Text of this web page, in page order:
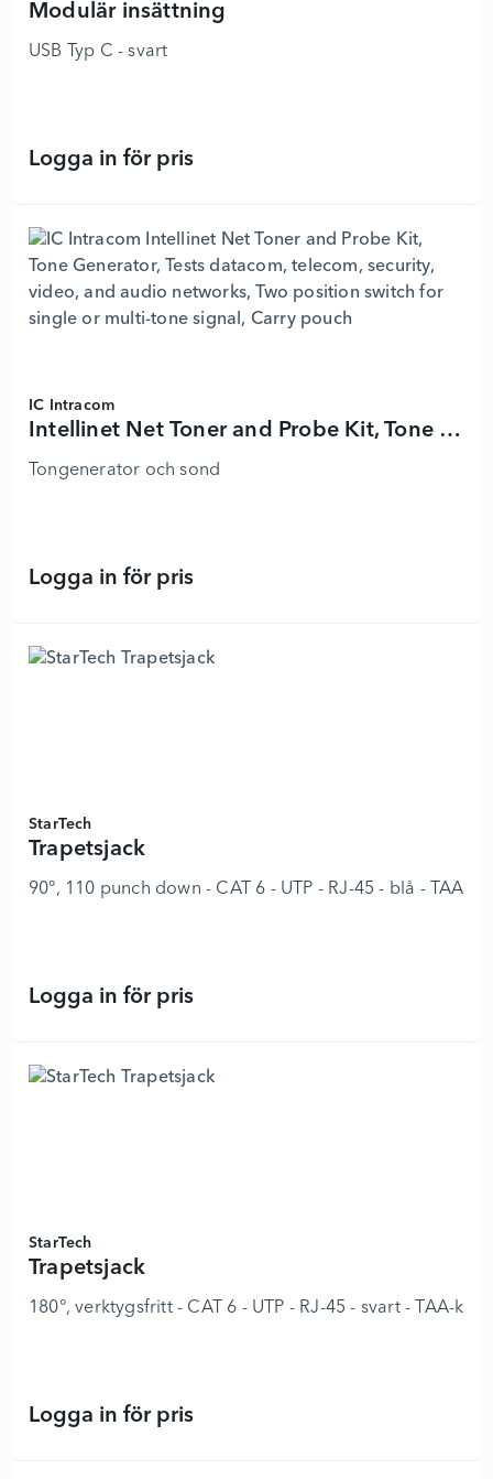
Modulär insättning
USB Typ C - svart
Logga in för prisModulär insättning - 9002692 -
IC Intracom
Intellinet Net Toner and Probe Kit, Tone Generator, Tests datacom, telecom, security, video, and audio networks, Two position switch for single or multi-tone signal, Carry pouch
Tongenerator och sond
Logga in för prisIntellinet Net Toner and Probe Kit,
StarTech
Trapetsjack
90°, 110 punch down - CAT 6 - UTP - RJ-45 - blå - TAA-
Logga in för prisTrapetsjack - 8978248 - Lägg i
StarTech
Trapetsjack
180°, verktygsfritt - CAT 6 - UTP - RJ-45 - svart - TAA-
Logga in för prisTrapetsjack - 8978249 - Lägg i